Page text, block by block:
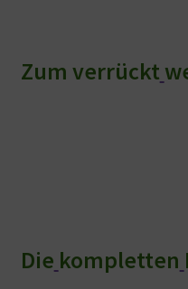
Zum verrückt
Die kompletten